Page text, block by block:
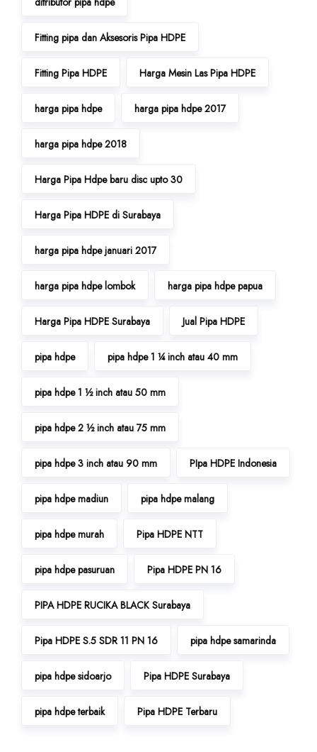
Fitting pipa dan Aksesoris Pipa HDPE
Fitting Pipa HDPE Harga Mesin Las Pipa HDPE
harga pipa hdpe harga pipa hdpe 2017
harga pipa hdpe 2018
Harga Pipa Hdpe baru disc upto 30
Harga Pipa HDPE di Surabaya
harga pipa hdpe januari 2017
harga pipa hdpe lombok harga pipa hdpe papua
Harga Pipa HDPE Surabaya Jual Pipa HDPE
pipa hdpe pipa hdpe 1 ¼ inch atau 40 mm
pipa hdpe 1 ½ inch atau 50 mm
pipa hdpe 2 ½ inch atau 75 mm
pipa hdpe 3 inch atau 90 mm PIpa HDPE Indonesia
pipa hdpe madiun pipa hdpe malang
pipa hdpe murah Pipa HDPE NTT
pipa hdpe pasuruan Pipa HDPE PN 16
PIPA HDPE RUCIKA BLACK Surabaya
Pipa HDPE S.5 SDR 11 PN 16 pipa hdpe samarinda
pipa hdpe sidoarjo Pipa HDPE Surabaya
pipa hdpe terbaik Pipa HDPE Terbaru